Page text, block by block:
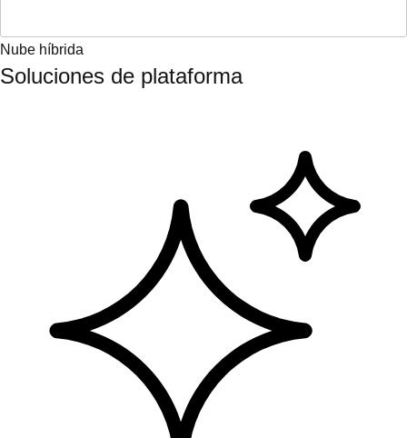
Nube híbrida
Soluciones de plataforma